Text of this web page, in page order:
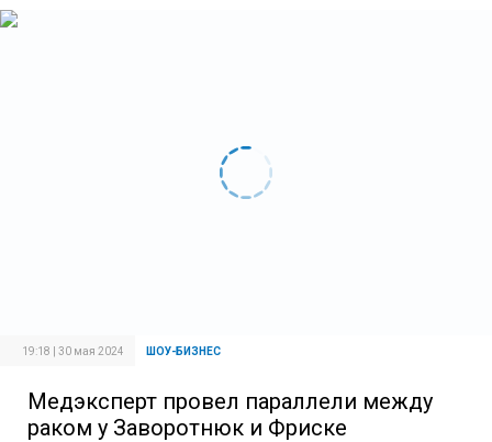
19:18 | 30 мая 2024 ШОУ-БИЗНЕС
Медэксперт провел параллели между
раком у Заворотнюк и Фриске